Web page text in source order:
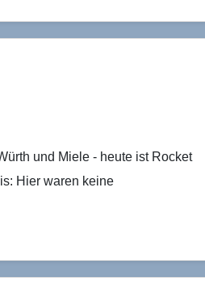
und Miele - heute ist Rocket
Hier waren keine